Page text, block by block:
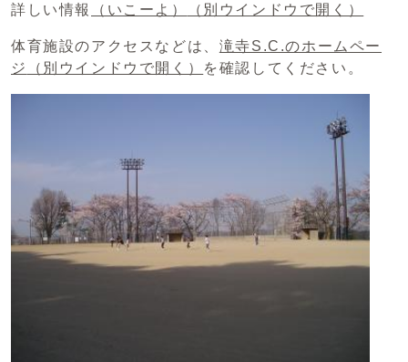
詳しい情報 （いこーよ） （別ウインドウで開く）
体育施設のアクセスなどは、 滝寺S.C.のホームペー
ジ
（別ウインドウで開く） を確認してください。